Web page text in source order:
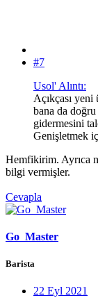
#7
Usol' Alıntı:
Açıkçası yeni
bana da
gidermesini
Genişletmek
Hemfikirim. Ayrıca
bilgi vermişler.
Cevapla
Go_Master
Barista
22 Eyl 2021